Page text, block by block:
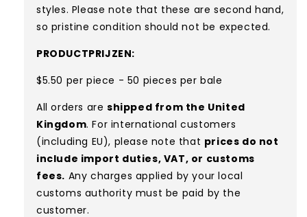
styles. Please note that these are second hand,
so pristine condition should not be expected.
PRODUCTPRIJZEN:
$5.50 per piece - 50 pieces per bale
All orders are shipped from the United
Kingdom. For international customers
(including EU), please note that prices do not
include import duties, VAT, or customs
fees. Any charges applied by your local
customs authority must be paid by the
customer.